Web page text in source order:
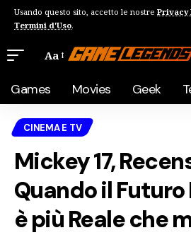
Usando questo sito, accetto le nostre Privacy
Termini d'Uso.
Aa
Games Movies Geek
CINEMA E TV
Mickey 17,
Quando il
è più Reale che